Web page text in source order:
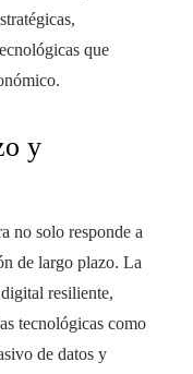
que
y
no solo responde a
de largo plazo. La
resiliente,
tecnológicas como
de datos y